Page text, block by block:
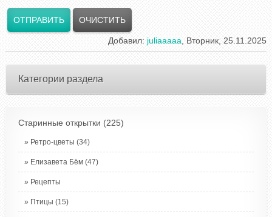
Добавил:juliaaaaa , Вторник, 25.11.2025
Категории раздела
Старинные открытки (225)
Ретро-цветы (34)
Елизавета Бём (47)
Рецепты
Птицы (15)